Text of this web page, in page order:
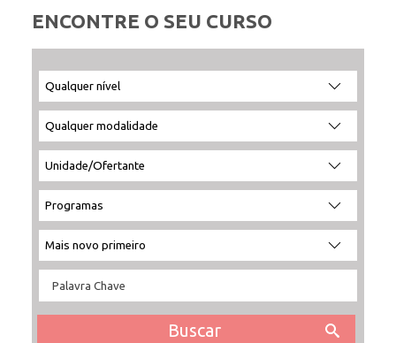
ALUNOS
DOCENTES
INSCRIÇÃO E SELEÇÃO
CONTATO
ENCONTRE O SEU CURSO
Filtrar
por
nível:
Filtrar
por
modalidade:
Selecione
unidade:
Ordenar
por: